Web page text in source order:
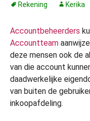
Rekening
Kerika
Accountbeheerders
Accountteam
deze mensen ook de
van die account
daadwerkelijke
van buiten de
inkoopafdeling.